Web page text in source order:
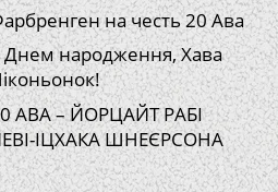
на честь 20 Ава
Днем народження, Хава
АВА – ЙОРЦАЙТ РАБІ
ІЦХАКА ШНЕЄРСОНА